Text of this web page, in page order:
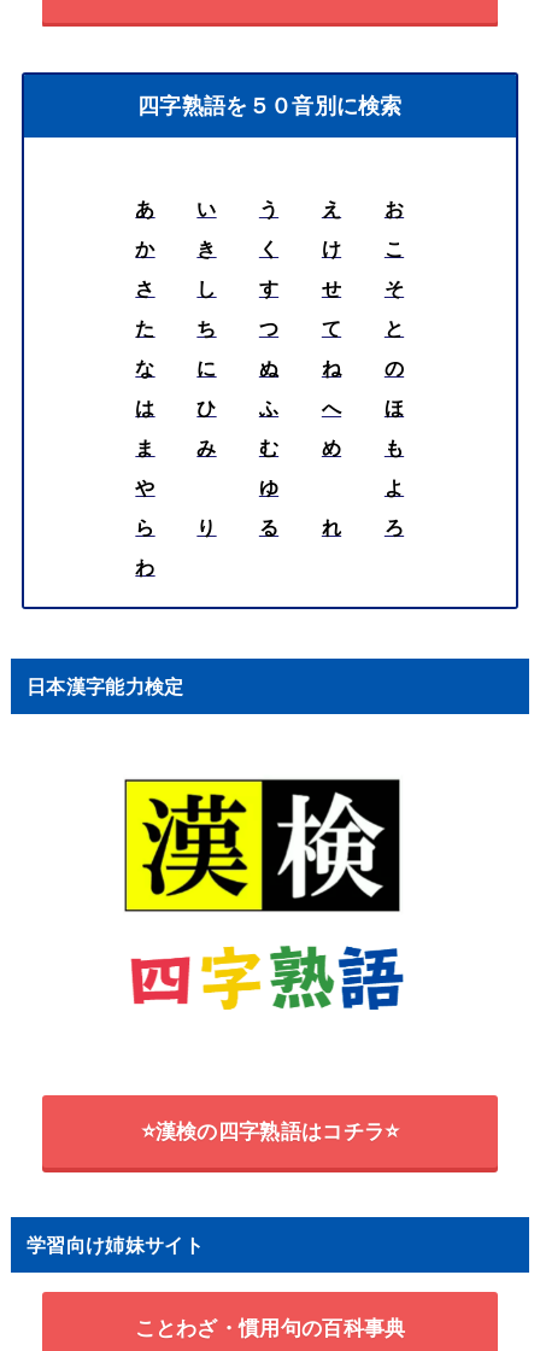
四字熟語を５０音別に検索
あ い う え
お
か
き く け
こ
さ
し す せ
そ
た
ち つ て
と
な
に ぬ ね
の
は
ひ ふ へ
ほ
ま
み む め
も
や
ゆ
よ
ら
り る れ
ろ
わ
日本漢字能力検定
⭐漢検の四字熟語はコチラ⭐
学習向け姉妹サイト
ことわざ・慣用句の百科事典